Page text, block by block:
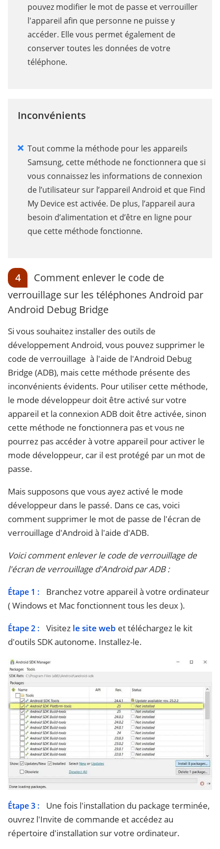
pouvez modifier le mot de passe et verrouiller
l'appareil afin que personne ne puisse y
accéder. Elle vous permet également de
conserver toutes les données de votre
téléphone.
Inconvénients
Tout comme la méthode pour les appareils
Samsung, cette méthode ne fonctionnera que si
vous connaissez les informations de connexion
de l’utilisateur sur l’appareil Android et que Find
My Device est activée. De plus, l’appareil aura
besoin d’alimentation et d’être en ligne pour
que cette méthode fonctionne.
4
Comment enlever le code de
verrouillage sur les téléphones Android par
Android Debug Bridge
Si vous souhaitez installer des outils de
développement Android, vous pouvez supprimer le
code de verrouillage à l'aide de l'Android Debug
Bridge (ADB), mais cette méthode présente des
inconvénients évidents. Pour utiliser cette méthode,
le mode développeur doit être activé sur votre
appareil et la connexion ADB doit être activée, sinon
cette méthode ne fonctionnera pas et vous ne
pourrez pas accéder à votre appareil pour activer le
mode développeur, car il est protégé par un mot de
passe.
Mais supposons que vous ayez activé le mode
développeur dans le passé. Dans ce cas, voici
comment supprimer le mot de passe de l'écran de
verrouillage d'Android à l'aide d'ADB.
Voici comment enlever le code de verrouillage de
l'écran de verrouillage d'Android par ADB :
Étape 1 :
Branchez votre appareil à votre ordinateur
( Windows et Mac fonctionnent tous les deux ).
Étape 2 : Visitez le site web et téléchargez le kit
d'outils SDK autonome. Installez-le.
Étape 3 :
Une fois l'installation du package terminée,
ouvrez l'Invite de commande et accédez au
répertoire d'installation sur votre ordinateur.